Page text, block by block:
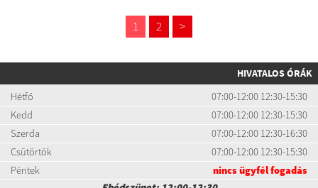
1 2 >
HIVATALOS ÓRÁK
Hétfő
07:00-12:00 12:30-15:30
Kedd
07:00-12:00 12:30-15:30
Szerda
07:00-12:00 12:30-16:30
Csütörtök
07:00-12:00 12:30-15:30
Péntek
nincs ügyfél fogadás